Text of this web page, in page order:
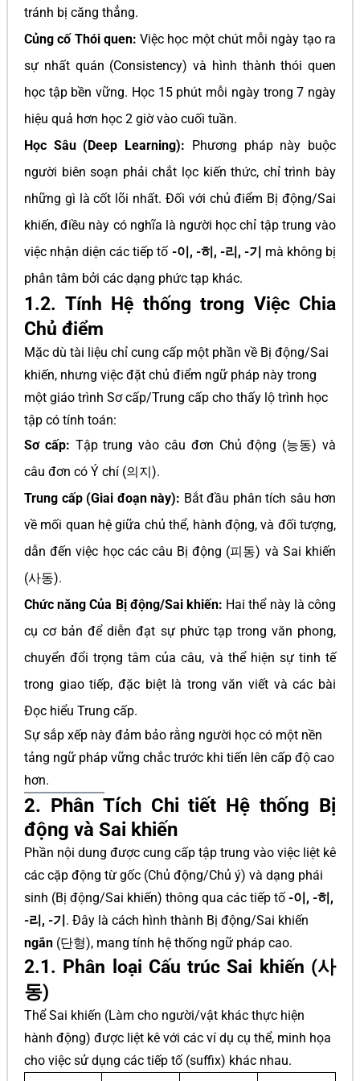
tránh bị căng thẳng.
Củng cố Thói quen: Việc học một chút mỗi ngày tạo ra
sự nhất quán (Consistency) và hình thành thói quen
học tập bền vững. Học 15 phút mỗi ngày trong 7 ngày
hiệu quả hơn học 2 giờ vào cuối tuần.
Học Sâu (Deep Learning): Phương pháp này buộc
người biên soạn phải chắt lọc kiến thức, chỉ trình bày
những gì là cốt lõi nhất. Đối với chủ điểm Bị động/Sai
khiến, điều này có nghĩa là người học chỉ tập trung vào
việc nhận diện các tiếp tố -이, -히, -리, -기 mà không bị
phân tâm bởi các dạng phức tạp khác.
1.2. Tính Hệ thống trong Việc Chia
Chủ điểm
Mặc dù tài liệu chỉ cung cấp một phần về Bị động/Sai
khiến, nhưng việc đặt chủ điểm ngữ pháp này trong
một giáo trình Sơ cấp/Trung cấp cho thấy lộ trình học
tập có tính toán:
Sơ cấp: Tập trung vào câu đơn Chủ động (능동) và
câu đơn có Ý chí (의지).
Trung cấp (Giai đoạn này): Bắt đầu phân tích sâu hơn
về mối quan hệ giữa chủ thể, hành động, và đối tượng,
dẫn đến việc học các câu Bị động (피동) và Sai khiến
(사동).
Chức năng Của Bị động/Sai khiến: Hai thể này là công
cụ cơ bản để diễn đạt sự phức tạp trong văn phong,
chuyển đổi trọng tâm của câu, và thể hiện sự tinh tế
trong giao tiếp, đặc biệt là trong văn viết và các bài
Đọc hiểu Trung cấp.
Sự sắp xếp này đảm bảo rằng người học có một nền
tảng ngữ pháp vững chắc trước khi tiến lên cấp độ cao
hơn.
2. Phân Tích Chi tiết Hệ thống Bị
động và Sai khiến
Phần nội dung được cung cấp tập trung vào việc liệt kê
các cặp động từ gốc (Chủ động/Chủ ý) và dạng phái
sinh (Bị động/Sai khiến) thông qua các tiếp tố-이, -히,
-리, -기. Đây là cách hình thành Bị động/Sai khiến
ngắn (단형), mang tính hệ thống ngữ pháp cao.
2.1. Phân loại Cấu trúc Sai khiến (사
동)
Thể Sai khiến (Làm cho người/vật khác thực hiện
hành động) được liệt kê với các ví dụ cụ thể, minh họa
cho việc sử dụng các tiếp tố (suffix) khác nhau.